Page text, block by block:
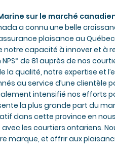
sur le marché
a connu une belle
plaisance au
capacité à innover et à
de 81 auprès de nos
la qualité, notre expertise et
au service d’une clientèle
intensifié nos efforts
la plus grande part du
dans cette province en
les courtiers ontariens.
marque, et offrir aux